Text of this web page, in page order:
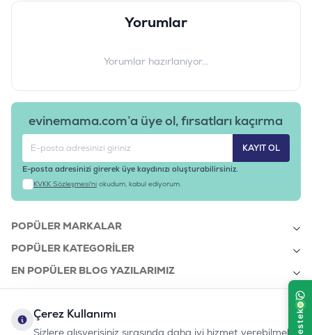
Yorumlar
Yorumlar hazırlanıyor...
evinemama.com’a üye ol, fırsatları kaçırma
KAYIT OL
E-posta adresinizi girerek üye kaydınızı oluşturabilirsiniz.
KVKK Sözleşmesi'ni okudum, kabul ediyorum.
POPÜLER MARKALAR
POPÜLER KATEGORILER
EN POPÜLER BLOG YAZILARIMIZ
KURUMSAL
Çerez Kullanımı
Sizlere alışverişiniz sırasında daha iyi hizmet verebilmek